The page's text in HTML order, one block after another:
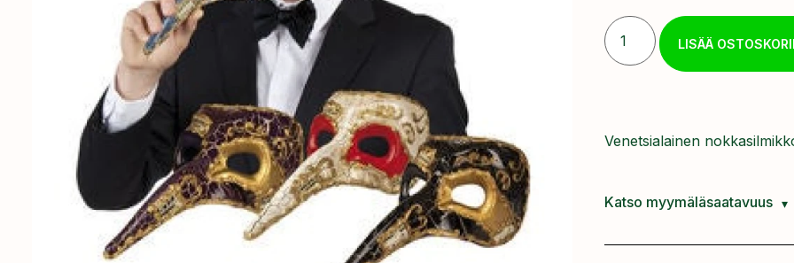
LISÄÄ
Venetsialainen
Katso myymäläsaatavuus